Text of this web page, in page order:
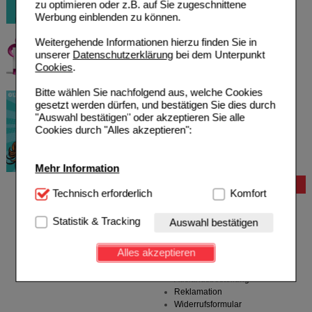
zu optimieren oder z.B. auf Sie zugeschnittene
Werbung einblenden zu können.
Weitergehende Informationen hierzu finden Sie in
unserer Datenschutzerklärungbei dem Unterpunkt
Cookies.
Bitte wählen Sie nachfolgend aus, welche Cookies
gesetzt werden dürfen, und bestätigen Sie dies durch
"Auswahl bestätigen" oder akzeptieren Sie alle
Cookies durch "Alles akzeptieren":
Mehr Information
Technisch Notwendig:Hierbei handelt es sich um
Website notwendig sind (z.B. Navigation, Warenkorb,
Kundenkonto), weshalb auf diese nicht verzichtet
werden kann.
Einkaufserlebnis noch ansprechender zu gestalten,
beispielsweise für die Wiedererkennung des
Besuchers oder unsere Seite an bevorzugte
Technisch erforderlich Komfort
Statistik & Tracking Auswahl bestätigen
Alles akzeptieren
Hilfe zur Anmeldung
Hilfe zum Bestellvorgang
Zahlungsmöglichkeiten
Rezepte einlösen
Freiumschläge anfordern
Auslandsbestellung
Reklamation
Widerrufsformular